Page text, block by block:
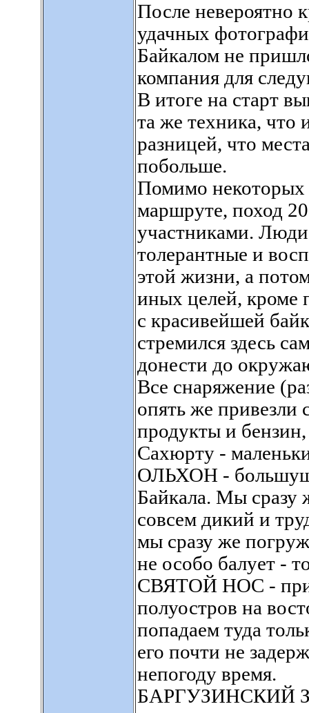
После невероятно
удачных
Байкалом не
компания для
В итоге на старт
та же техника, что
разницей, что
побольше.
Помимо некоторых
маршруте, поход
участниками.
толерантные и
этой жизни, а
иных целей, кроме
с красивейшей
стремился здесь
донести до
Все снаряжение
опять же привезли
продукты и
Сахюрту -
ОЛЬХОН -
Байкала. Мы сразу
совсем дикий и
мы сразу же
не особо балует -
СВЯТОЙ НОС -
полуостров на
попадаем туда
его почти не
непогоду время.
БАРГУЗИНСКИЙ